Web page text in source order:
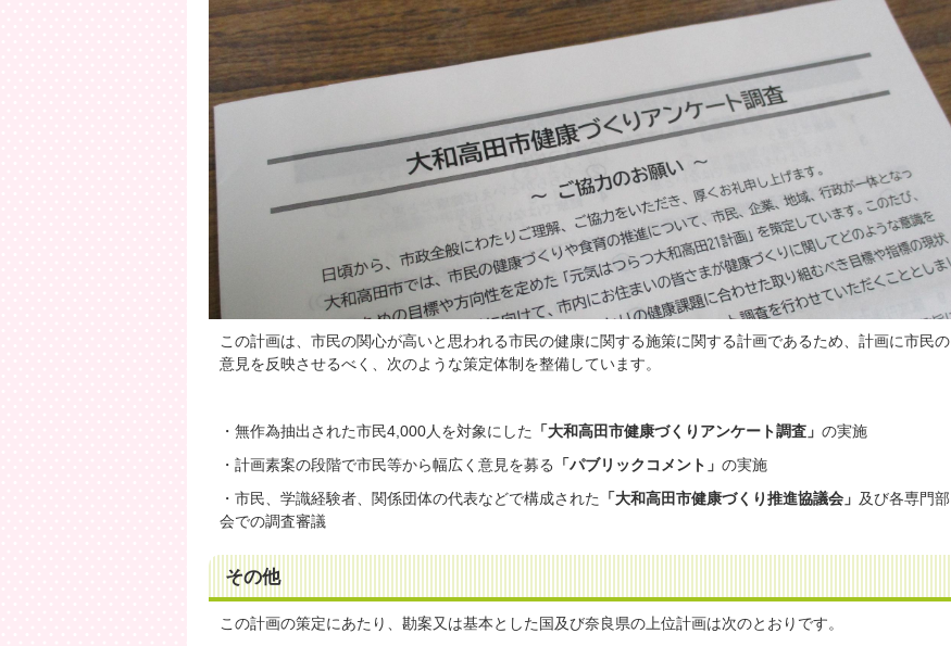
この計画は、市民の関心が高いと思われる市民の健康に関する施策に関する計画であるため、計画に市民の
意見を反映させるべく、次のような策定体制を整備しています。
・無作為抽出された市民4,000人を対象にした 「大和高田市健康づくりアンケート調査」 の実施
・計画素案の段階で市民等から幅広く意見を募る
「パブリックコメント」 の実施
・市民、学識経験者、関係団体の代表などで構成された
「大和高田市健康づくり推進協議会」 及び各専門部
会での調査審議
その他
この計画の策定にあたり、勘案又は基本とした国及び奈良県の上位計画は次のとおりです。